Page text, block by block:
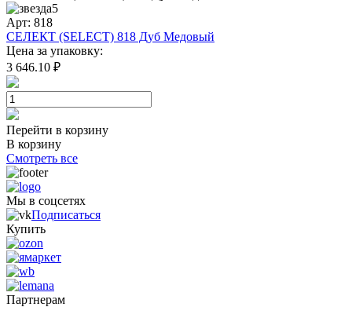
5
Арт: 818
СЕЛЕКТ (SELECT) 818 Дуб Медовый
Цена за упаковку:
3 646.10 ₽
Перейти в корзину
В корзину
Смотреть все
Мы в соцсетях
Подписаться
Купить
Партнерам